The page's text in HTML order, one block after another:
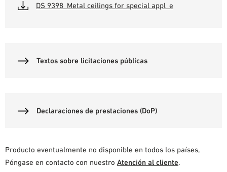
DS 9398_Metal ceilings for special appl_e
Textos sobre licitaciones públicas
Declaraciones de prestaciones (DoP)
Producto eventualmente no disponible en todos los países,
Póngase en contacto con nuestro Atención al cliente.